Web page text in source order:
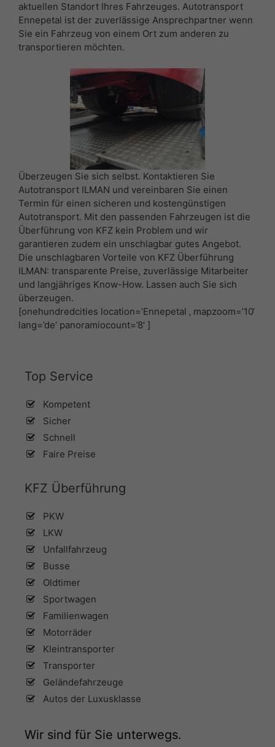
aktuellen Standort Ihres Fahrzeuges. Autotransport
Ennepetal ist der zuverlässige Ansprechpartner wenn
Sie ein Fahrzeug von einem Ort zum anderen zu
transportieren möchten.
Überzeugen Sie sich selbst. Kontaktieren Sie
Autotransport ILMAN und vereinbaren Sie einen
Termin für einen sicheren und kostengünstigen
Autotransport. Mit den passenden Fahrzeugen ist die
Überführung von KFZ kein Problem und wir
garantieren zudem ein unschlagbar gutes Angebot.
Die unschlagbaren Vorteile von KFZ Überführung
ILMAN: transparente Preise, zuverlässige Mitarbeiter
und langjähriges Know-How. Lassen auch Sie sich
überzeugen.
[onehundredcities location=’Ennepetal ‚ mapzoom=’10‘
lang=’de‘ panoramiocount=’8′ ]
Top Service
Kompetent
Sicher
Schnell
Faire Preise
KFZ Überführung
PKW
LKW
Unfallfahrzeug
Busse
Oldtimer
Sportwagen
Familienwagen
Motorräder
Kleintransporter
Transporter
Geländefahrzeuge
Autos der Luxusklasse
Wir sind für Sie unterwegs.